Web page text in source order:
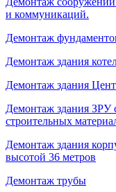
и коммуникаций.
Демонтаж
Демонтаж здания
Демонтаж здания
Демонтаж здания ЗРУ
строительных
Демонтаж здания
высотой 36 метров
Демонтаж трубы